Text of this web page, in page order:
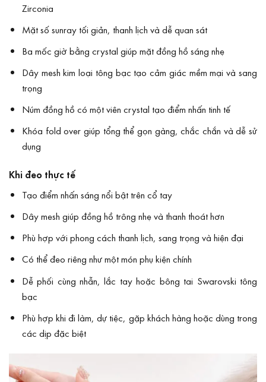
Zirconia
Mặt số sunray tối giản, thanh lịch và dễ quan sát
Ba mốc giờ bằng crystal giúp mặt đồng hồ sáng nhẹ
Dây mesh kim loại tông bạc tạo cảm giác mềm mại và sang
trọng
Núm đồng hồ có một viên crystal tạo điểm nhấn tinh tế
Khóa fold over giúp tổng thể gọn gàng, chắc chắn và dễ sử
dụng
Khi đeo thực tế
Tạo điểm nhấn sáng nổi bật trên cổ tay
Dây mesh giúp đồng hồ trông nhẹ và thanh thoát hơn
Phù hợp với phong cách thanh lịch, sang trọng và hiện đại
Có thể đeo riêng như một món phụ kiện chính
Dễ phối cùng nhẫn, lắc tay hoặc bông tai Swarovski tông
bạc
Phù hợp khi đi làm, dự tiệc, gặp khách hàng hoặc dùng trong
các dịp đặc biệt